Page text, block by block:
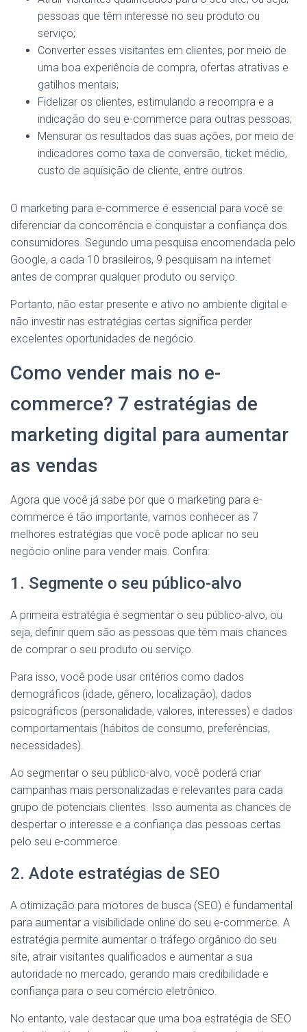
pessoas que têm interesse no seu produto ou
serviço;
Converter esses visitantes em clientes, por meio de
uma boa experiência de compra, ofertas atrativas e
gatilhos mentais;
Fidelizar os clientes, estimulando a recompra e a
indicação do seu e-commerce para outras pessoas;
Mensurar os resultados das suas ações, por meio de
indicadores como taxa de conversão, ticket médio,
custo de aquisição de cliente, entre outros.
O marketing para e-commerce é essencial para você se
diferenciar da concorrência e conquistar a confiança dos
consumidores. Segundo uma pesquisa encomendada pelo
Google, a cada 10 brasileiros, 9 pesquisam na internet
antes de comprar qualquer produto ou serviço.
Portanto, não estar presente e ativo no ambiente digital e
não investir nas estratégias certas significa perder
excelentes oportunidades de negócio.
Como vender mais no e-
commerce? 7 estratégias de
marketing digital para aumentar
as vendas
Agora que você já sabe por que o marketing para e-
commerce é tão importante, vamos conhecer as 7
melhores estratégias que você pode aplicar no seu
negócio online para vender mais. Confira:
1. Segmente o seu público-alvo
A primeira estratégia é segmentar o seu público-alvo, ou
seja, definir quem são as pessoas que têm mais chances
de comprar o seu produto ou serviço.
Para isso, você pode usar critérios como dados
demográficos (idade, gênero, localização), dados
psicográficos (personalidade, valores, interesses) e dados
comportamentais (hábitos de consumo, preferências,
necessidades).
Ao segmentar o seu público-alvo, você poderá criar
campanhas mais personalizadas e relevantes para cada
grupo de potenciais clientes. Isso aumenta as chances de
despertar o interesse e a confiança das pessoas certas
pelo seu e-commerce.
2. Adote estratégias de SEO
A otimização para motores de busca (SEO) é fundamental
para aumentar a visibilidade online do seu e-commerce. A
estratégia permite aumentar o tráfego orgânico do seu
site, atrair visitantes qualificados e aumentar a sua
autoridade no mercado, gerando mais credibilidade e
confiança para o seu comércio eletrônico.
No entanto, vale destacar que uma boa estratégia de SEO